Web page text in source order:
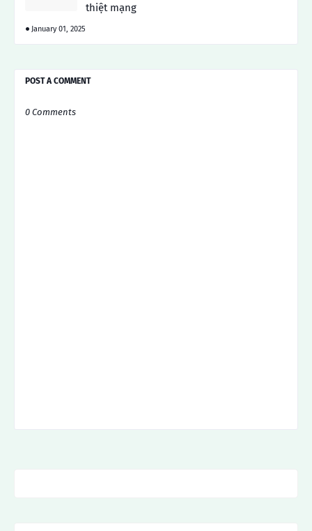
thiệt mạng
January 01, 2025
POST A COMMENT
0 Comments